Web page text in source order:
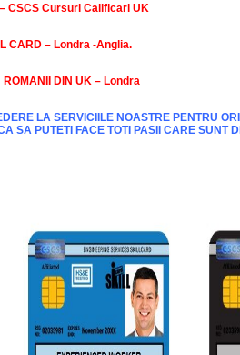
CSCS Cursuri Calificari UK
CARD – Londra -Anglia.
ROMANII DIN UK – Londra
LA SERVICIILE NOASTRE PENTRU
SA PUTETI FACE TOTI PASII CARE SUNT